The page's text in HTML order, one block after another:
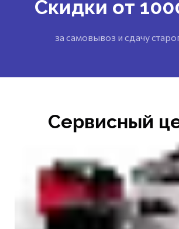
Скидки от
за самовывоз и сдачу
Сервисный